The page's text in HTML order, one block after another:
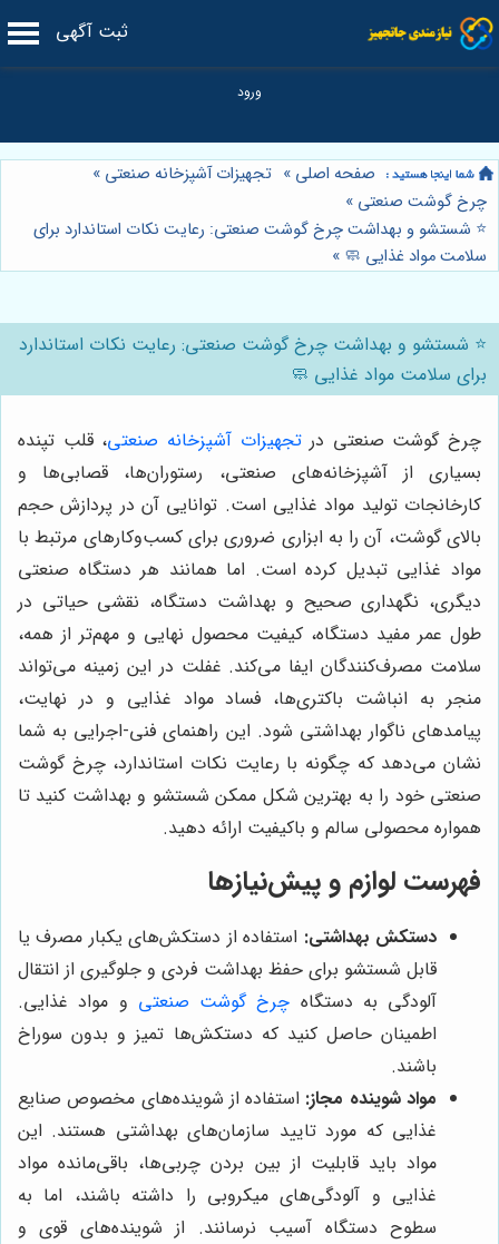
ثبت آگهی
صفحه اصلی » تجهیزات آشپزخانه صنعتی »
چرخ گوشت صنعتی »
⭐️ شستشو و بهداشت چرخ گوشت صنعتی: رعایت نکات استاندارد برای
سلامت مواد غذایی 🧼 »
⭐️ شستشو و بهداشت چرخ گوشت صنعتی: رعایت نکات استاندارد
برای سلامت مواد غذایی 🧼
چرخ گوشت صنعتی درتجهیزات آشپزخانه صنعتی، قلب تپنده
بسیاری از آشپزخانه‌های صنعتی، رستوران‌ها، قصابی‌ها و
کارخانجات تولید مواد غذایی است. توانایی آن در پردازش حجم
بالای گوشت، آن را به ابزاری ضروری برای کسب‌وکارهای مرتبط با
مواد غذایی تبدیل کرده است. اما همانند هر دستگاه صنعتی
دیگری، نگهداری صحیح و بهداشت دستگاه، نقشی حیاتی در
طول عمر مفید دستگاه، کیفیت محصول نهایی و مهم‌تر از همه،
سلامت مصرف‌کنندگان ایفا می‌کند. غفلت در این زمینه می‌تواند
منجر به انباشت باکتری‌ها، فساد مواد غذایی و در نهایت،
پیامدهای ناگوار بهداشتی شود. این راهنمای فنی-اجرایی به شما
نشان می‌دهد که چگونه با رعایت نکات استاندارد، چرخ گوشت
صنعتی خود را به بهترین شکل ممکن شستشو و بهداشت کنید تا
همواره محصولی سالم و باکیفیت ارائه دهید.
فهرست لوازم و پیش‌نیازها
دستکش بهداشتی: استفاده از دستکش‌های یکبار مصرف یا
قابل شستشو برای حفظ بهداشت فردی و جلوگیری از انتقال
آلودگی به دستگاه چرخ گوشت صنعتی و مواد غذایی.
اطمینان حاصل کنید که دستکش‌ها تمیز و بدون سوراخ
باشند.
مواد شوینده مجاز: استفاده از شوینده‌های مخصوص صنایع
غذایی که مورد تایید سازمان‌های بهداشتی هستند. این
مواد باید قابلیت از بین بردن چربی‌ها، باقی‌مانده مواد
غذایی و آلودگی‌های میکروبی را داشته باشند، اما به
سطوح دستگاه آسیب نرسانند. از شوینده‌های قوی و